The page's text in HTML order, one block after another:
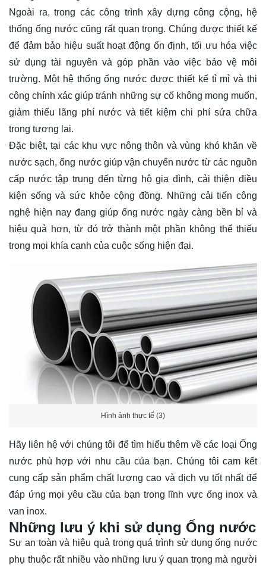
Ngoài ra, trong các công trình xây dựng công cộng, hệ
thống ống nước cũng rất quan trọng. Chúng được thiết kế
để đảm bảo hiệu suất hoạt động ổn định, tối ưu hóa việc
sử dụng tài nguyên và góp phần vào việc bảo vệ môi
trường. Một hệ thống ống nước được thiết kế tỉ mỉ và thi
công chính xác giúp tránh những sự cố không mong muốn,
giảm thiểu lãng phí nước và tiết kiệm chi phí sửa chữa
trong tương lai.
Đặc biệt, tại các khu vực nông thôn và vùng khó khăn về
nước sạch, ống nước giúp vận chuyển nước từ các nguồn
cấp nước tập trung đến từng hộ gia đình, cải thiện điều
kiện sống và sức khỏe cộng đồng. Những cải tiến công
nghệ hiện nay đang giúp ống nước ngày càng bền bỉ và
hiệu quả hơn, từ đó trở thành một phần không thể thiếu
trong mọi khía cạnh của cuộc sống hiện đại.
Hình ảnh thực tế (3)
Hãy liên hệvới chúng tôi để tìm hiểu thêm về các loại Ống
nước phù hợp với nhu cầu của bạn. Chúng tôi cam kết
cung cấp sản phẩm chất lượng cao và dịch vụ tốt nhất để
đáp ứng mọi yêu cầu của bạn trong lĩnh vực ống inox và
van inox.
Những lưu ý khi sử dụng Ống nước
Sự an toàn và hiệu quả trong quá trình sử dụng ống nước
phụ thuộc rất nhiều vào những lưu ý quan trọng mà người